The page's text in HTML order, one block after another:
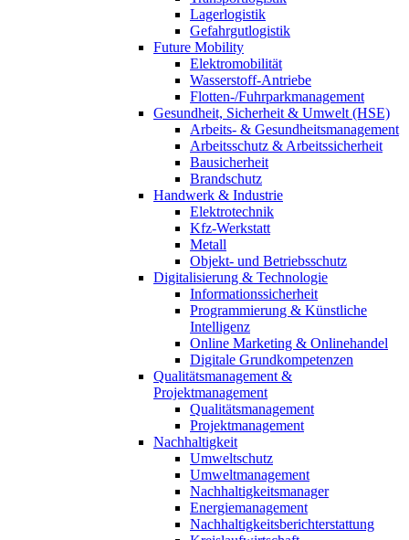
Lagerlogistik
Gefahrgutlogistik
Future Mobility
Elektromobilität
Wasserstoff-Antriebe
Flotten-/Fuhrparkmanagement
Gesundheit, Sicherheit & Umwelt (HSE)
Arbeits- & Gesundheitsmanagement
Arbeitsschutz & Arbeitssicherheit
Bausicherheit
Brandschutz
Handwerk & Industrie
Elektrotechnik
Kfz-Werkstatt
Metall
Objekt- und Betriebsschutz
Digitalisierung & Technologie
Informationssicherheit
Programmierung & Künstliche
Intelligenz
Online Marketing & Onlinehandel
Digitale Grundkompetenzen
Qualitätsmanagement &
Projektmanagement
Qualitätsmanagement
Projektmanagement
Nachhaltigkeit
Umweltschutz
Umweltmanagement
Nachhaltigkeitsmanager
Energiemanagement
Nachhaltigkeitsberichterstattung